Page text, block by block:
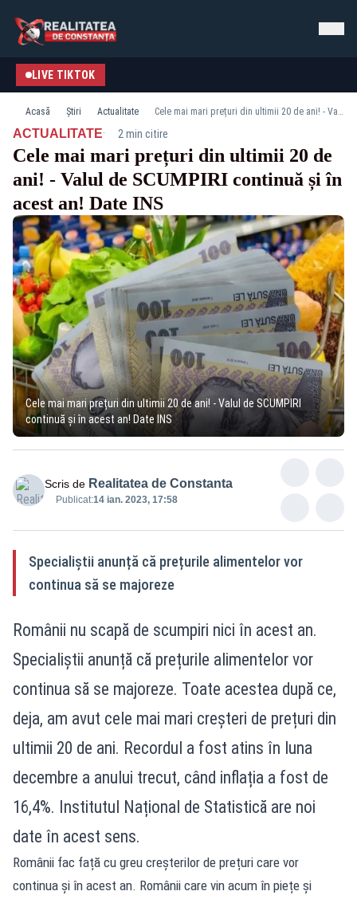
LIVE TIKTOK
Acasă Știri Actualitate Cele mai mari prețuri din ultimii 20 de ani! - Valul de SCUMPIRI continuă și în acest an! Date INS
ACTUALITATE· 2 min citire
Cele mai mari prețuri din ultimii 20 de
ani! - Valul de SCUMPIRI continuă și în
acest an! Date INS
Cele mai mari prețuri din ultimii 20 de ani! - Valul de SCUMPIRI
continuă și în acest an! Date INS
Scris de Realitatea de Constanta
Publicat:14 ian. 2023, 17:58
Specialiștii anunță că prețurile alimentelor vor
continua să se majoreze
Românii nu scapă de scumpiri nici în acest an.
Specialiștii anunță că prețurile alimentelor vor
continua să se majoreze. Toate acestea după ce,
deja, am avut cele mai mari creșteri de prețuri din
ultimii 20 de ani. Recordul a fost atins în luna
decembre a anului trecut, când inflația a fost de
16,4%. Institutul Național de Statistică are noi
date în acest sens.
Românii fac față cu greu creșterilor de prețuri care vor
continua și în acest an. Românii care vin acum în piețe și